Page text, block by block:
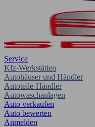
Service
Kfz-Werkstätten
Autohäuser und Händler
Autoteile-Händler
Autowaschanlagen
Auto verkaufen
Auto bewerten
Anmelden